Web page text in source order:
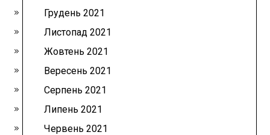
Грудень 2021
Листопад 2021
Жовтень 2021
Вересень 2021
Серпень 2021
Липень 2021
Червень 2021